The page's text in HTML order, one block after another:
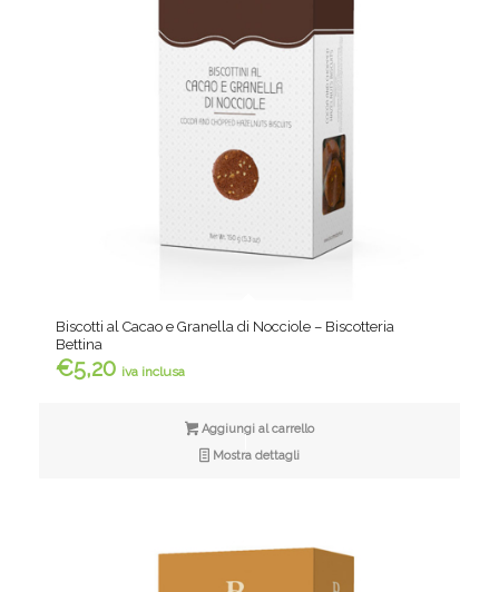
Biscotti al Cacao e Granella di Nocciole – Biscotteria
Bettina
€5,20 iva inclusa
Aggiungi al carrello
Mostra dettagli